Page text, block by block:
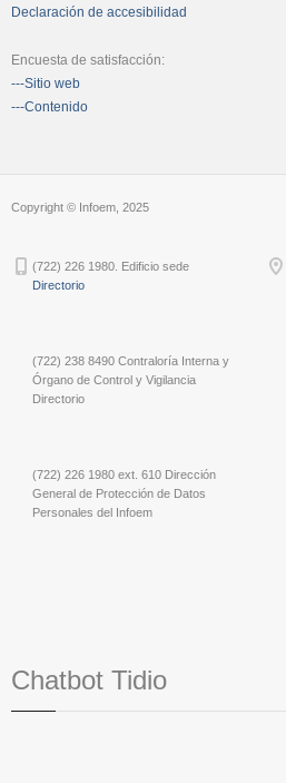
Declaración de accesibilidad
Encuesta de satisfacción:
---Sitio web
---Contenido
Copyright © Infoem, 2025
(722) 226 1980. Edificio sede
Directorio
(722) 238 8490 Contraloría Interna y
Órgano de Control y Vigilancia
Directorio
(722) 226 1980 ext. 610 Dirección
General de Protección de Datos
Personales del Infoem
Chatbot Tidio